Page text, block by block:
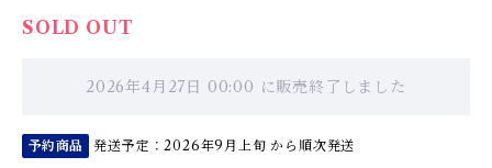
SOLD OUT
2026年4月27日 00:00 に販売終了しました
予約商品 発送予定：2026年9月上旬 から順次発送